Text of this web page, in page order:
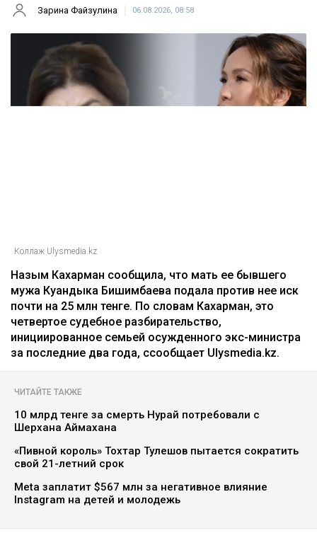
25 миллионов требует с Назым
Кахарман мать Бишимбаева
Зарина Файзулина 06.08.2026, 08:58